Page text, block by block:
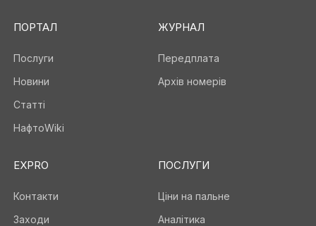
ПОРТАЛ
Послуги
Новини
Статті
НафтоWiki
ЖУРНАЛ
Передплата
Архів номерів
EXPRO
Контакти
Заходи
ПОСЛУГИ
Ціни на пальне
Аналітика